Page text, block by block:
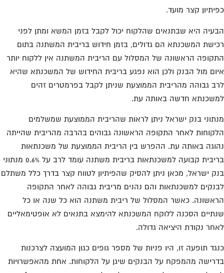
קצר מועד.
היא שבתנאים שהלקוח יכול לקבל בזמן המשא ומתן לפני
המשכנתא הם גדולים, בזמן חידוש בריבית המשתנה בתום
הראשונה של המסלול עם הריבית המשתנה אין ללקוח יותר
מול הבנק ולכן הוא נפגע בריבית החידוש של המשכנתא שהיא
גבוהה מהריבית הממוצעת שניתן לקבל בפרמטרים זהים
חדשה באותה עת.
בנק ישראל ניתן לראות שהריבית הממוצעת שמשלמים
לאחר התקופה הראשונה גבוהים בהרבה מהריבית שהייתה
באותה עת. ההפרש בין הריבית הממוצעת של משכנתאות
בריבית קבועה למשכנתאות בריבית משתנה עומד לרב על 0.6% מנתוני
ישראל, מכאן ניתן להסיק שהפיתיון לטווח קצר בדרך כלל משתלם
למשכנתאות והם נהנים מריבית גבוהה לאחר התקופה
כאשר המסלול של ריבית משתנה הוא כל שנה או כל
הסכנה ללוקח המשכנתא להימצא בתנאים לא אופטימאליים
נקודת היציאה גדולה.
תופעה זו, היו פניות של מספר גופים כגון המועצה לצרכנות
מהמפקח על הבנקים שיגן על הלקוחות. אחת מהאפשרויות